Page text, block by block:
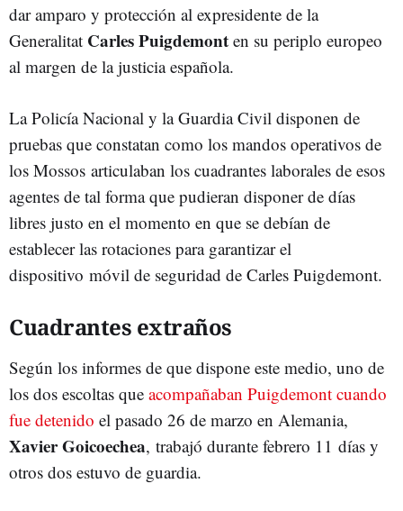
dar amparo y protección al expresidente de la
Generalitat Carles Puigdemont en su periplo europeo
al margen de la justicia española.
La Policía Nacional y la Guardia Civil disponen de
pruebas que constatan como los mandos operativos de
los Mossos articulaban los cuadrantes laborales de esos
agentes de tal forma que pudieran disponer de días
libres justo en el momento en que se debían de
establecer las rotaciones para garantizar el
dispositivo móvil de seguridad de Carles Puigdemont.
Cuadrantes extraños
Según los informes de que dispone este medio, uno de
los dos escoltas que acompañaban Puigdemont cuando
fue detenido el pasado 26 de marzo en Alemania,
Xavier Goicoechea, trabajó durante febrero 11 días y
otros dos estuvo de guardia.